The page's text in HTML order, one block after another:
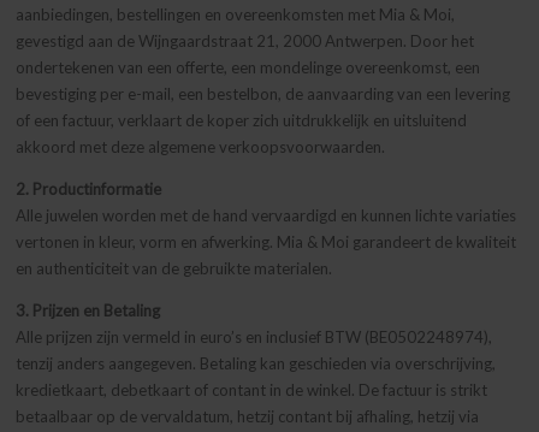
aanbiedingen, bestellingen en overeenkomsten met Mia & Moi,
gevestigd aan de Wijngaardstraat 21, 2000 Antwerpen. Door het
ondertekenen van een offerte, een mondelinge overeenkomst, een
bevestiging per e-mail, een bestelbon, de aanvaarding van een levering
of een factuur, verklaart de koper zich uitdrukkelijk en uitsluitend
akkoord met deze algemene verkoopsvoorwaarden.
2. Productinformatie
Alle juwelen worden met de hand vervaardigd en kunnen lichte variaties
vertonen in kleur, vorm en afwerking. Mia & Moi garandeert de kwaliteit
en authenticiteit van de gebruikte materialen.
3. Prijzen en Betaling
Alle prijzen zijn vermeld in euro’s en inclusief BTW (BE0502248974),
tenzij anders aangegeven. Betaling kan geschieden via overschrijving,
kredietkaart, debetkaart of contant in de winkel. De factuur is strikt
betaalbaar op de vervaldatum, hetzij contant bij afhaling, hetzij via